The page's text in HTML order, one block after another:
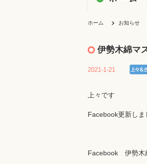
ホーム お知らせ
伊勢木綿マ
2021-1-21
上々です
Facebook更新しま
Facebook 伊勢木